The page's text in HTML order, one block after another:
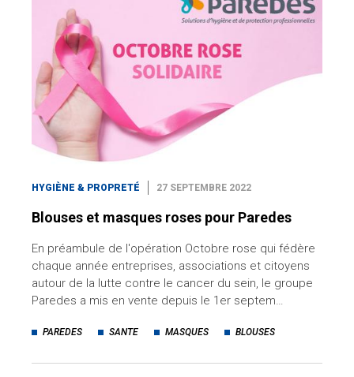
HYGIÈNE & PROPRETÉ 27 SEPTEMBRE 2022
Blouses et masques roses pour Paredes
En préambule de l'opération Octobre rose qui fédère
chaque année entreprises, associations et citoyens
autour de la lutte contre le cancer du sein, le groupe
Paredes a mis en vente depuis le 1er septem…
PAREDES SANTE MASQUES BLOUSES